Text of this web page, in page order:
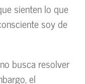
sienten lo que
soy de
busca resolver
el